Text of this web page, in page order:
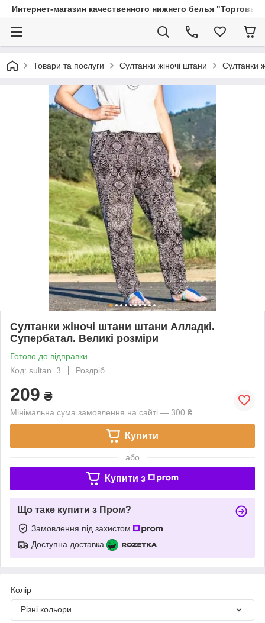
Интернет-магазин качественного нижнего белья
Товари та послуги Султанки жіночі штани Султанки
Султанки жіночі штани штани Алладкі.
Супербатал. Великі розміри
Готово до відправки
Код: sultan_3
Роздріб
209 ₴
Мінімальна сума замовлення на сайті — 300 ₴
Купити
або
Купити з
Що таке купити з Пром?
Замовлення під захистом
Доступна доставка
Колір
Різні кольори